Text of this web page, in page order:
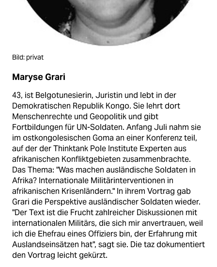
Bild: privat
Maryse Grari
43, ist Belgotunesierin, Juristin und lebt in der
Demokratischen Republik Kongo. Sie lehrt dort
Menschenrechte und Geopolitik und gibt
Fortbildungen für UN-Soldaten. Anfang Juli nahm sie
im ostkongolesischen Goma an einer Konferenz teil,
auf der der Thinktank Pole Institute Experten aus
afrikanischen Konfliktgebieten zusammenbrachte.
Das Thema: "Was machen ausländische Soldaten in
Afrika? Internationale Militärinterventionen in
afrikanischen Krisenländern." In ihrem Vortrag gab
Grari die Perspektive ausländischer Soldaten wieder.
"Der Text ist die Frucht zahlreicher Diskussionen mit
internationalen Militärs, die sich mir anvertrauen, weil
ich die Ehefrau eines Offiziers bin, der Erfahrung mit
Auslandseinsätzen hat", sagt sie. Die taz dokumentiert
den Vortrag leicht gekürzt.